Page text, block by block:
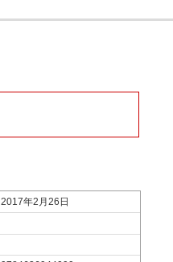
2017年2月26日